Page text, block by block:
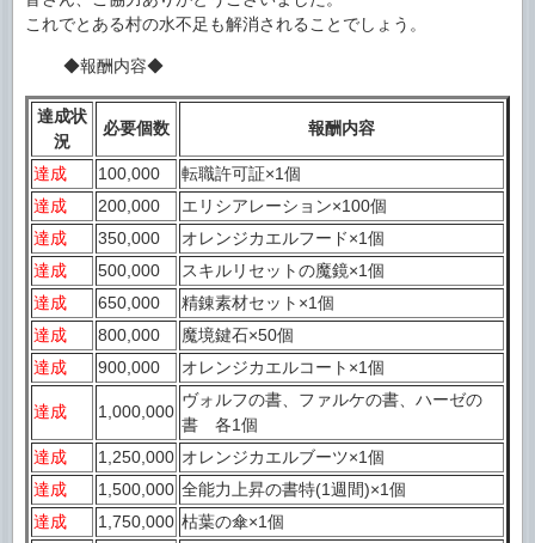
これでとある村の水不足も解消されることでしょう。
◆報酬内容◆
達成状
況
必要個数 報酬内容
達成 100,000
転職許可証×1個
達成
200,000
エリシアレーション×100個
達成
350,000
オレンジカエルフード×1個
達成
500,000
スキルリセットの魔鏡×1個
達成
650,000
精錬素材セット×1個
達成
800,000
魔境鍵石×50個
達成
900,000 オレンジカエルコート×1個
達成 1,000,000
ヴォルフの書、ファルケの書、ハーゼの
書 各1個
達成
1,250,000 オレンジカエルブーツ×1個
達成
1,500,000 全能力上昇の書特(1週間)×1個
達成
1,750,000 枯葉の傘×1個